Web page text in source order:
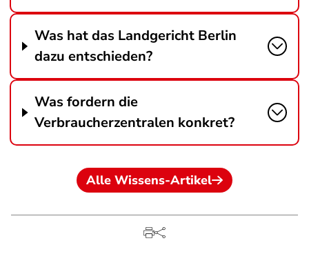
Was hat das Landgericht Berlin
dazu entschieden?
Was fordern die
Verbraucherzentralen konkret?
Alle Wissens-Artikel